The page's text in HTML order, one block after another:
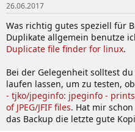
26.06.2017
Was richtig gutes speziell für
Duplikate allgemein benutze
Duplicate file finder for linux.
Bei der Gelegenheit solltest
laufen lassen, um zu testen,
- tjko/jpeginfo: jpeginfo -
of JPEG/JFIF files. Hat mir
das Backup die letzte gute